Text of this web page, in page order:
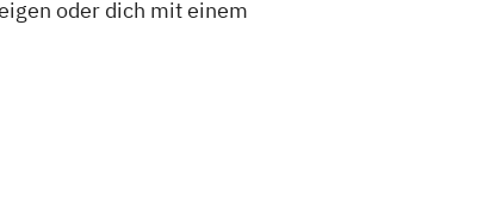
oder dich mit einem